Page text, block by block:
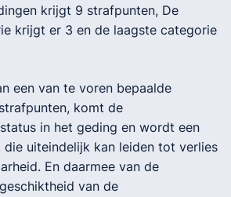
krijgt 9 strafpunten, De
krijgt er 3 en de laagste categorie
een van te voren bepaalde
komt de
in het geding en wordt een
uiteindelijk kan leiden tot verlies
En daarmee van de
van de